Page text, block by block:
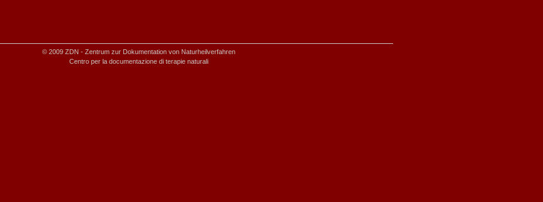
© 2009 ZDN - Zentrum zur Dokumentation von Naturheilverfahren
Centro per la documentazione di terapie naturali